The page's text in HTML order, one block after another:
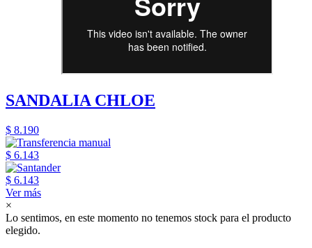
SANDALIA CHLOE
$ 8.190
$ 6.143
$ 6.143
Ver más
×
Lo sentimos, en este momento no tenemos stock para el producto
elegido.